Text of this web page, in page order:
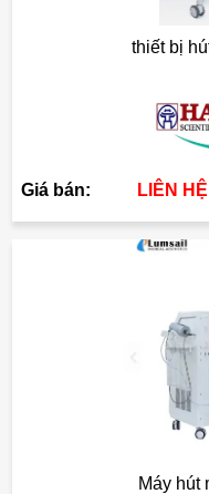
thiết bị
Giá bán: LIÊN HỆ
Máy hút